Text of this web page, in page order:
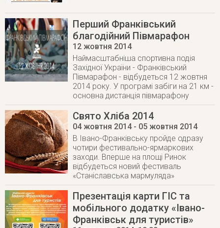
Перший Франківський
благодійний Півмарафон
12 жовтня 2014
Наймасштабніша спортивна подія
Західної України - Франківський
Півмарафон - відбудеться 12 жовтня
2014 року. У програмі забіги на 21 км -
основна дистанція півмарафону
Свято Хліба 2014
04 жовтня 2014- 05 жовтня 2014
В Івано-Франківську пройде одразу
чотири фестивально-ярмаркових
заходи. Вперше на площі Ринок
відбудеться новий фестиваль
«Станіславська мармуляда»
Презентація карти ГІС та
мобільного додатку «Івано-
Франківськ для туристів»